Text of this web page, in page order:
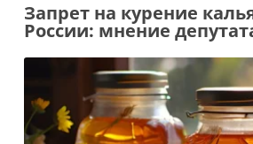
Запрет на курение
России: мнение